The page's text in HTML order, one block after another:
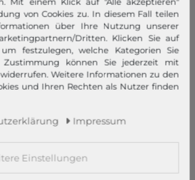
von Cookies zu. In diesem Fall teilen
über Ihre Nutzung unserer
Dritten. Klicken Sie auf
festzulegen, welche Kategorien Sie
Zustimmung können Sie jederzeit mit
Weitere Informationen zu den
und Ihren Rechten als Nutzer finden
Impressum
Einstellungen